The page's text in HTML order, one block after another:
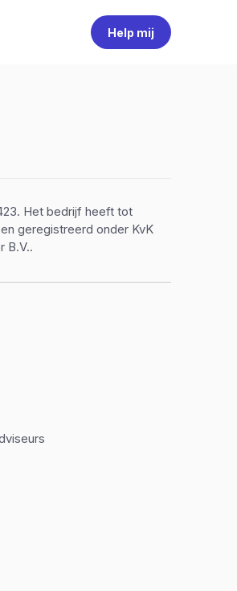
Help mij
Het bedrijf heeft tot
geregistreerd onder KvK
B.V..